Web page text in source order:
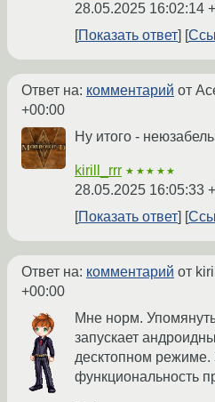
28.05.2025 16:02:14
Показать ответ
Ответ на: комментарий от
+00:00
Ну итого -
kirill_rrr ★★★★★
28.05.2025 16:05:33
Показать ответ
Ответ на: комментарий от
+00:00
Мне норм.
запускает
десктопном режиме.
функциональность